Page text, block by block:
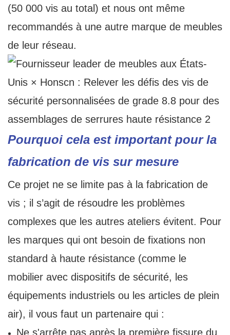
(50 000 vis au total) et nous ont même
recommandés à une autre marque de meubles
de leur réseau.
Pourquoi cela est important pour la
fabrication de vis sur mesure
Ce projet ne se limite pas à la fabrication de
vis ; il s’agit de résoudre les problèmes
complexes que les autres ateliers évitent. Pour
les marques qui ont besoin de fixations non
standard à haute résistance (comme le
mobilier avec dispositifs de sécurité, les
équipements industriels ou les articles de plein
air), il vous faut un partenaire qui :
Ne s'arrête pas après la première fissure du